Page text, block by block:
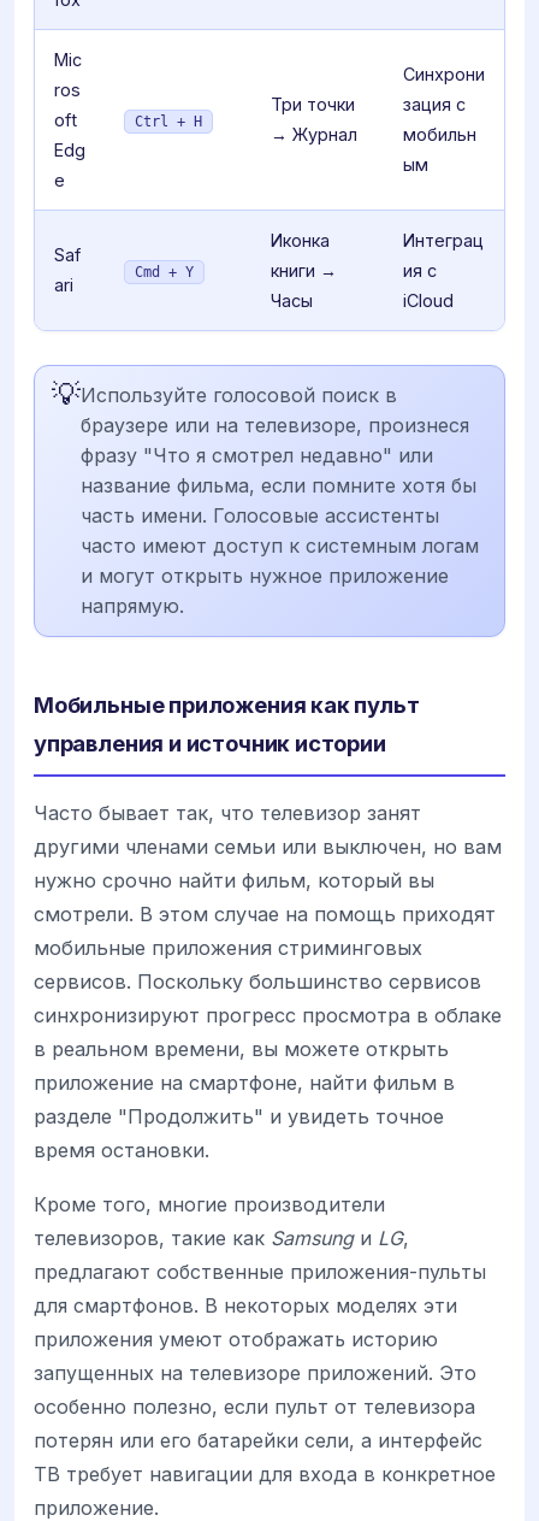
Mic
ros
oft
Edg
e
Ctrl + H
Три точки
→ Журнал
Синхрони
зация с
мобильн
ым
Saf
ari
Cmd + Y
Иконка
книги →
Часы
Интеграц
ия с
iCloud
💡Используйте голосовой поиск в
браузере или на телевизоре, произнеся
фразу "Что я смотрел недавно" или
название фильма, если помните хотя бы
часть имени. Голосовые ассистенты
часто имеют доступ к системным логам
и могут открыть нужное приложение
напрямую.
Мобильные приложения как пульт
управления и источник истории
Часто бывает так, что телевизор занят
другими членами семьи или выключен, но вам
нужно срочно найти фильм, который вы
смотрели. В этом случае на помощь приходят
мобильные приложения стриминговых
сервисов. Поскольку большинство сервисов
синхронизируют прогресс просмотра в облаке
в реальном времени, вы можете открыть
приложение на смартфоне, найти фильм в
разделе "Продолжить" и увидеть точное
время остановки.
Кроме того, многие производители
телевизоров, такие как Samsungи LG,
предлагают собственные приложения-пульты
для смартфонов. В некоторых моделях эти
приложения умеют отображать историю
запущенных на телевизоре приложений. Это
особенно полезно, если пульт от телевизора
потерян или его батарейки сели, а интерфейс
ТВ требует навигации для входа в конкретное
приложение.